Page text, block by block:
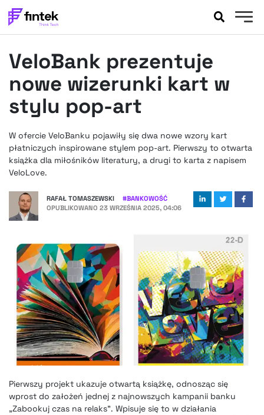
BANKOWOŚĆ
FELIETONY
WYWIADY
PODCASTY
FINTEKEXTRA
OKIEM EKSPERTA
VeloBank prezentuje
nowe wizerunki kart w
stylu pop-art
W ofercie VeloBanku pojawiły się dwa nowe wzory kart
płatniczych inspirowane stylem pop-art. Pierwszy to otwarta
książka dla miłośników literatury, a drugi to karta z napisem
VeloLove.
RAFAŁ TOMASZEWSKI #BANKOWOŚĆ
OPUBLIKOWANO 23 WRZEŚNIA 2025, 04:06
Pierwszy projekt ukazuje otwartą książkę, odnosząc się
wprost do założeń jednej z najnowszych kampanii banku
„Zabookuj czas na relaks”. Wpisuje się to w działania